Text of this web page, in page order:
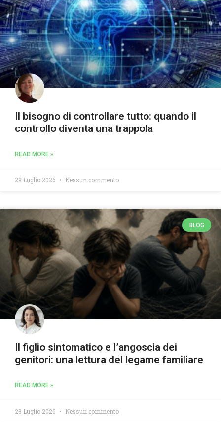
Il bisogno di controllare tutto: quando il
controllo diventa una trappola
READ MORE »
29 Luglio 2026 Nessun commento
BLOG
Il figlio sintomatico e l’angoscia dei
genitori: una lettura del legame familiare
READ MORE »
28 Luglio 2026 Nessun commento